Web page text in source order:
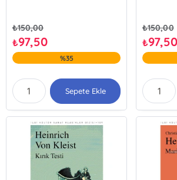
₺150,00
₺97,50
%35
Sepete Ekle
₺150,00
₺97,50